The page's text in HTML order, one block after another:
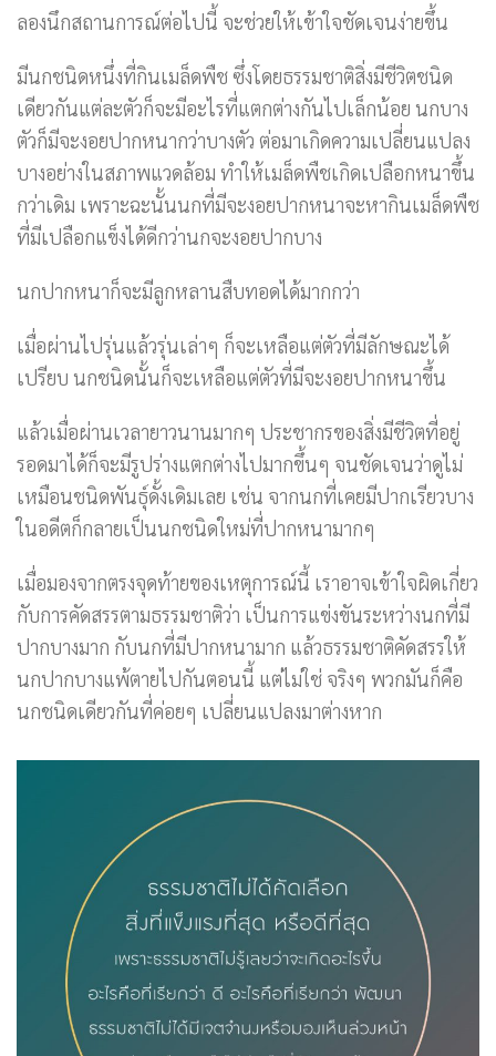
ลองนึกสถานการณ์ต่อไปนี้ จะช่วยให้เข้าใจชัดเจนง่ายขึ้น
มีนกชนิดหนึ่งที่กินเมล็ดพืช ซึ่งโดยธรรมชาติสิ่งมีชีวิตชนิด
เดียวกันแต่ละตัวก็จะมีอะไรที่แตกต่างกันไปเล็กน้อย นกบาง
ตัวก็มีจะงอยปากหนากว่าบางตัว ต่อมาเกิดความเปลี่ยนแปลง
บางอย่างในสภาพแวดล้อม ทำให้เมล็ดพืชเกิดเปลือกหนาขึ้น
กว่าเดิม เพราะฉะนั้นนกที่มีจะงอยปากหนาจะหากินเมล็ดพืช
ที่มีเปลือกแข็งได้ดีกว่านกจะงอยปากบาง
นกปากหนาก็จะมีลูกหลานสืบทอดได้มากกว่า
เมื่อผ่านไปรุ่นแล้วรุ่นเล่าๆ ก็จะเหลือแต่ตัวที่มีลักษณะได้
เปรียบ นกชนิดนั้นก็จะเหลือแต่ตัวที่มีจะงอยปากหนาขึ้น
แล้วเมื่อผ่านเวลายาวนานมากๆ ประชากรของสิ่งมีชีวิตที่อยู่
รอดมาได้ก็จะมีรูปร่างแตกต่างไปมากขึ้นๆ จนชัดเจนว่าดูไม่
เหมือนชนิดพันธุ์ดั้งเดิมเลย เช่น จากนกที่เคยมีปากเรียวบาง
ในอดีตก็กลายเป็นนกชนิดใหม่ที่ปากหนามากๆ
เมื่อมองจากตรงจุดท้ายของเหตุการณ์นี้ เราอาจเข้าใจผิดเกี่ยว
กับการคัดสรรตามธรรมชาติว่า เป็นการแข่งขันระหว่างนกที่มี
ปากบางมาก กับนกที่มีปากหนามาก แล้วธรรมชาติคัดสรรให้
นกปากบางแพ้ตายไปกันตอนนี้ แต่ไม่ใช่ จริงๆ พวกมันก็คือ
นกชนิดเดียวกันที่ค่อยๆ เปลี่ยนแปลงมาต่างหาก